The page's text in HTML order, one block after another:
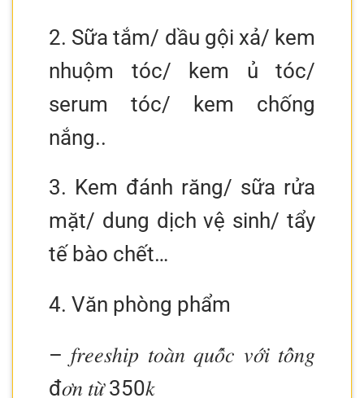
2. Sữa tắm/ dầu gội xả/ kem
nhuộm tóc/ kem ủ tóc/
serum tóc/ kem chống
nắng..
3. Kem đánh răng/ sữa rửa
mặt/ dung dịch vệ sinh/ tẩy
tế bào chết…
4. Văn phòng phẩm
– 𝑓𝑟𝑒𝑒𝑠ℎ𝑖𝑝 𝑡𝑜𝑎̀𝑛 𝑞𝑢𝑜̂́𝑐 𝑣𝑜̛́𝑖 𝑡𝑜̂̉𝑛𝑔
đ𝑜̛𝑛 𝑡𝑢̛̀ 350𝑘